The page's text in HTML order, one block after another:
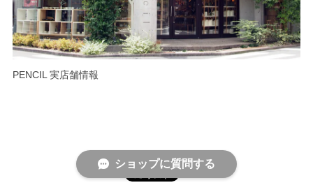
PENCIL 実店舗情報
ショップに質問する